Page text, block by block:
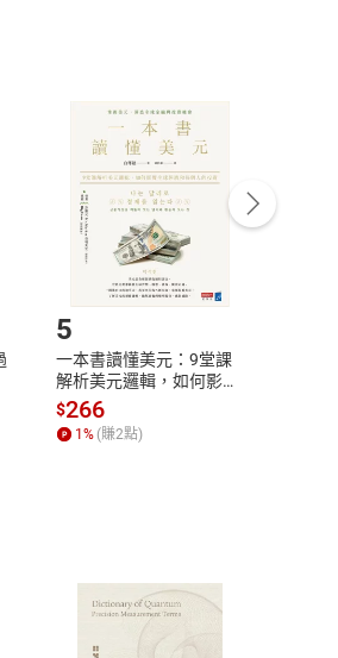
容，消費者同意若訂購後
「申請取消訂單/ 退
完成訂單
Complete
5
一本書讀懂美元：9堂課
解析美元邏輯，如何影響
全球經濟和每個人的投資
【電子書】
$266
1% (賺2點)